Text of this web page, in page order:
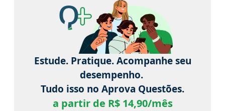
Estude. Pratique. Acompanhe seu
desempenho.
Tudo isso no Aprova Questões.
a partir de R$ 14,90/mês